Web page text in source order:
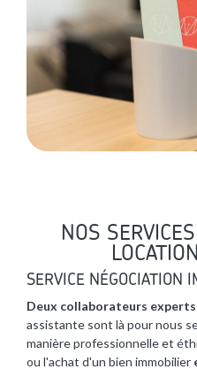
NOS
SERVICE NÉGOCIATION
Deux collaborateurs experts
assistante sont là pour nous
manière professionnelle et
ou l'achat d'un bien immobilier